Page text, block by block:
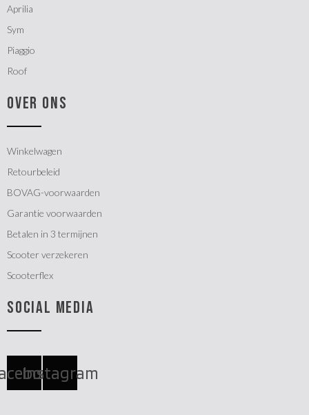
Aprilia
Sym
Piaggio
Roof
OVER ONS
Winkelwagen
Retourbeleid
BOVAG-voorwaarden
Garantie voorwaarden
Betalen in 3 termijnen
Scooter verzekeren
Scooterflex
SOCIAL MEDIA
Instagram